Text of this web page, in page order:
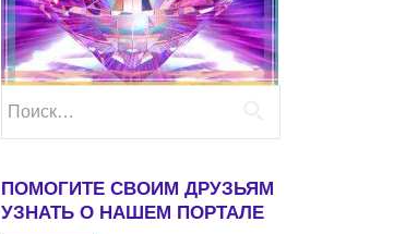
ПОМОГИТЕ СВОИМ ДРУЗЬЯМ
УЗНАТЬ О НАШЕМ ПОРТАЛЕ